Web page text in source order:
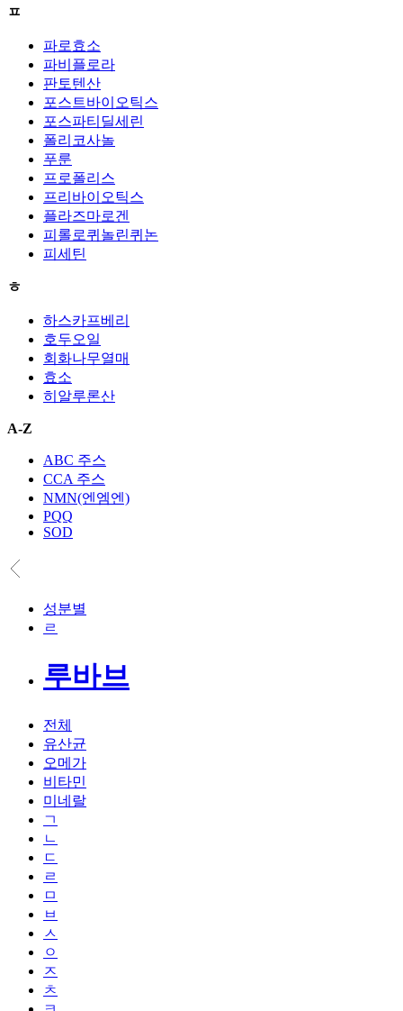
ㅍ
파로효소
파비플로라
판토텐산
포스트바이오틱스
포스파티딜세린
폴리코사놀
푸룬
프로폴리스
프리바이오틱스
플라즈마로겐
피롤로퀴놀린퀴논
피세틴
ㅎ
하스카프베리
호두오일
회화나무열매
효소
히알루론산
A-Z
ABC 주스
CCA 주스
NMN(엔엠엔)
PQQ
SOD
성분별
ㄹ
루바브
전체
유산균
오메가
비타민
미네랄
ㄱ
ㄴ
ㄷ
ㄹ
ㅁ
ㅂ
ㅅ
ㅇ
ㅈ
ㅊ